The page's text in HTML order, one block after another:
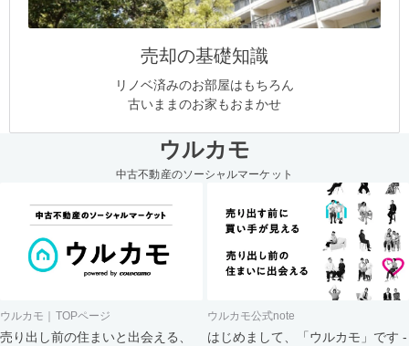
売却の基礎知識
リノベ済みのお部屋はもちろん
古いままのお家もおまかせ
ウルカモ
中古不動産のソーシャルマーケット
ウルカモ｜TOPページ
売り出し前の住まいと出会える、
ウルカモ公式note
はじめまして、「ウルカモ」です -